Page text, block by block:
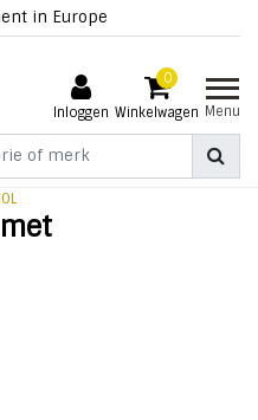
in Europe
Inloggen
0
Winkelwagen Menu